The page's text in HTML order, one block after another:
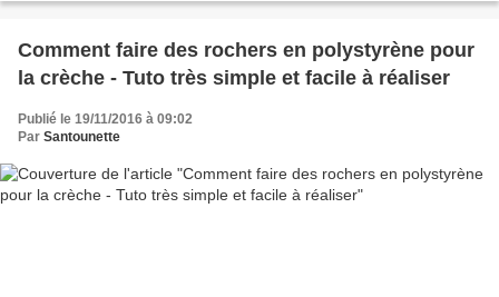
Comment faire des rochers en polystyrène pour
la crèche - Tuto très simple et facile à réaliser
Publié le 19/11/2016 à 09:02
Par Santounette